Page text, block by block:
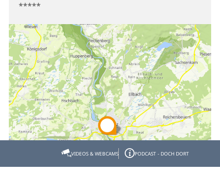
*****
VIDEOS & WEBCAMS PODCAST - DOCH DORT